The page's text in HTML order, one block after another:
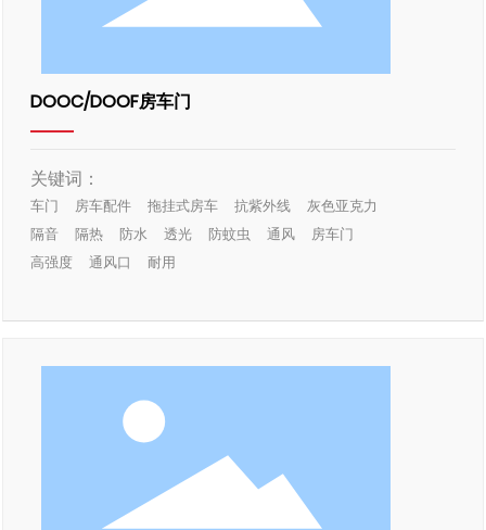
DOOC/DOOF房车门
关键词：
车门 房车配件 拖挂式房车 抗紫外线
灰色亚克力
隔音
隔热 防水 透光 防蚊虫 通风
房车门
高强度
通风口 耐用